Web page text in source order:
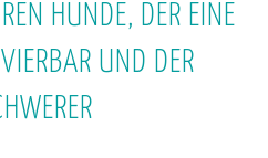
HUNDE, DER EINE
UND DER